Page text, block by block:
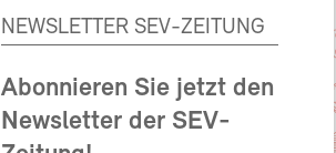
NEWSLETTER SEV-ZEITUNG
Abonnieren Sie jetzt den
Newsletter der SEV-